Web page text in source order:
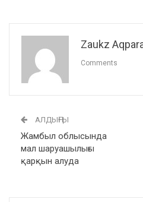
Zaukz
Comments
АЛДЫҢҒЫ
Жамбыл облысында
мал шаруашылығы
қарқын алуда